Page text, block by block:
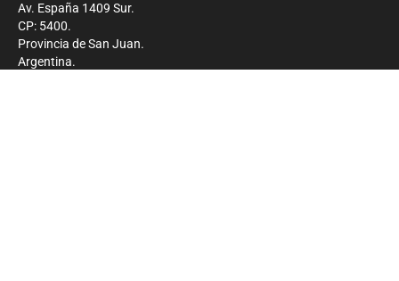
Av. España 1409 Sur.
CP: 5400.
Provincia de San Juan.
Argentina.